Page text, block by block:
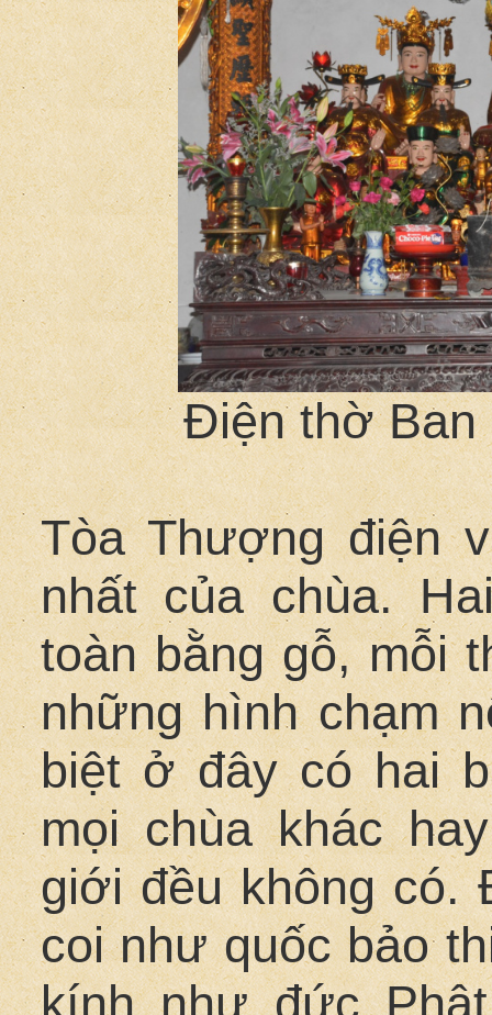
Điện thờ
Tòa Thượng điện
nhất của chùa.
toàn bằng gỗ, mỗi
những hình chạm
biệt ở đây có hai
mọi chùa khác
giới đều không
coi như quốc bảo
kính như đức